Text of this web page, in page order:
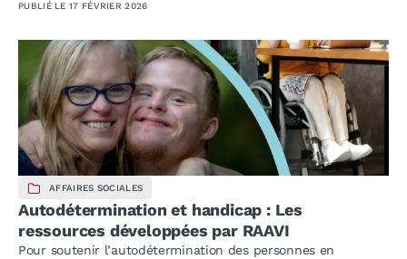
PUBLIÉ LE 17 FÉVRIER 2026
AFFAIRES SOCIALES
Autodétermination et handicap : Les
ressources développées par RAAVI
Pour soutenir l’autodétermination des personnes en